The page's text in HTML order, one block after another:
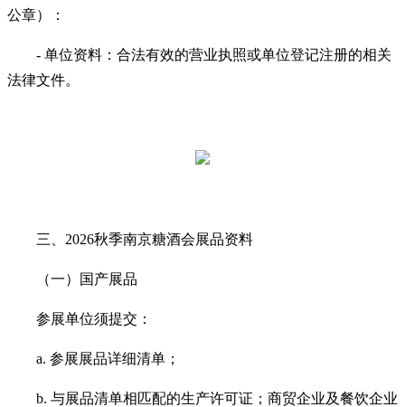
公章）：
- 单位资料：合法有效的营业执照或单位登记注册的相关
法律文件。
三、2026秋季南京糖酒会展品资料
（一）国产展品
参展单位须提交：
a. 参展展品详细清单；
b. 与展品清单相匹配的生产许可证；商贸企业及餐饮企业